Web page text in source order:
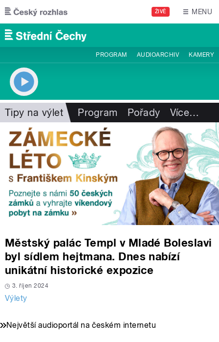
Přejít k hlavnímu obsahu
ŽIVĚ MENU
PROGRAM AUDIOARCHIV KAMERY
Tipy na výlet Program Pořady Více…
Městský palác Templ v Mladé Boleslavi
byl sídlem hejtmana. Dnes nabízí
unikátní historické expozice
3. říjen 2024
Výlety
Největší audioportál na českém internetu